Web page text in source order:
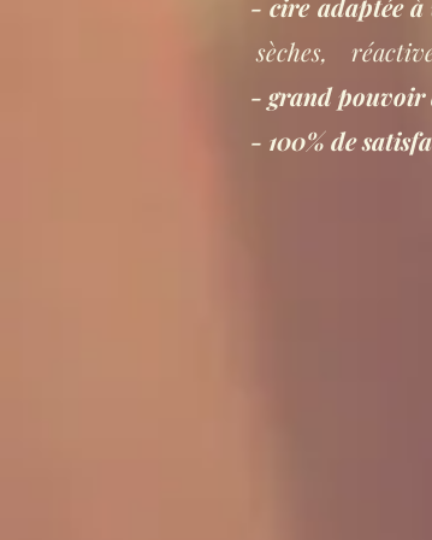
- cire adaptée à
sèches,
- grand pouvoir
- 100% de